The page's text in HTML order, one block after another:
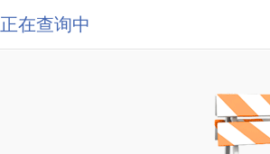
正在查询中